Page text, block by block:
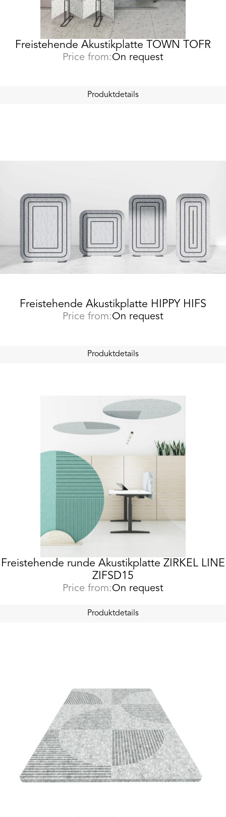
Freistehende Akustikplatte TOWN TOFR
Price from:On request
Produktdetails
Freistehende Akustikplatte HIPPY HIFS
Price from:On request
Produktdetails
Freistehende runde Akustikplatte ZIRKEL LINE
ZIFSD15
Price from:On request
Produktdetails